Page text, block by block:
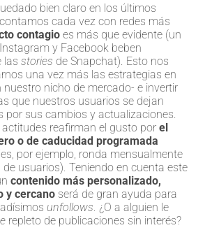
bien claro en los últimos
cada vez con redes más
contagio es más que evidente (un
y Facebook beben
las stories de Snapchat). Esto nos
una vez más las estrategias en
nuestro nicho de mercado- e invertir
que nuestros usuarios se dejan
por sus cambios y actualizaciones.
reafirman el gusto por el
o de caducidad programada
por ejemplo, ronda mensualmente
usuarios). Teniendo en cuenta este
contenido más personalizado,
y cercano será de gran ayuda para
unfollows. ¿O a alguien le
repleto de publicaciones sin interés?